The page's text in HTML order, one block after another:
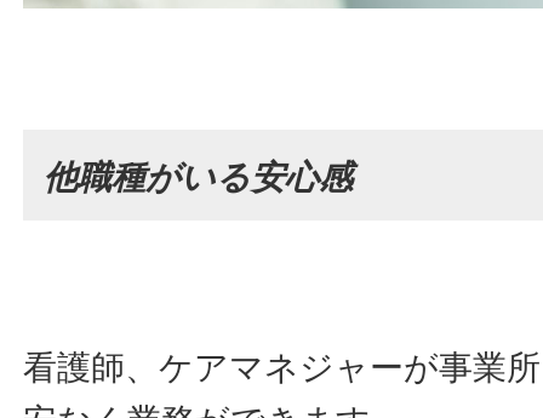
他職種がいる安心感
看護師、ケアマネジャーが事業